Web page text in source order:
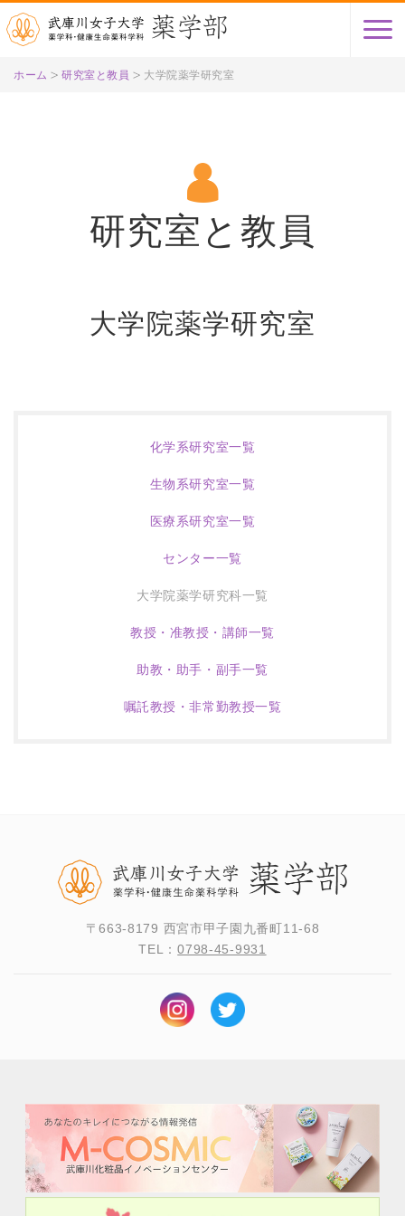
ホーム 研究室と教員 大学院薬学研究室
研究室と教員
大学院薬学研究室
化学系研究室一覧
生物系研究室一覧
医療系研究室一覧
センター一覧
大学院薬学研究科一覧
教授・准教授・講師一覧
助教・助手・副手一覧
嘱託教授・非常勤教授一覧
〒663-8179 西宮市甲子園九番町11-68
TEL：0798-45-9931